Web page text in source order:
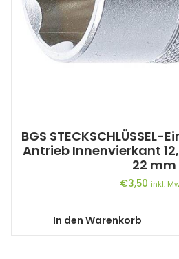
BGS STECKSCHLÜSSEL-
Antrieb Innenvierkant
22 mm
€3,50 inkl.
In den Warenkorb